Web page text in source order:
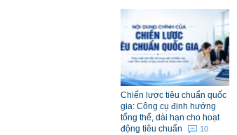
Chiến lược tiêu chuẩn quốc
gia: Công cụ định hướng
tổng thể, dài hạn cho hoạt
động tiêu chuẩn
10